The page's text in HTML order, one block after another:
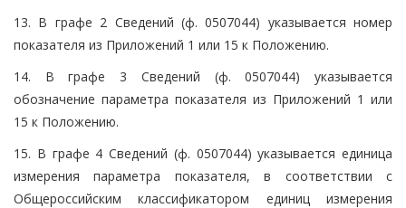
13. В графе 2 Сведений (ф. 0507044) указывается номер
показателя из Приложений 1 или 15 к Положению.
14. В графе 3 Сведений (ф. 0507044) указывается
обозначение параметра показателя из Приложений 1 или
15 к Положению.
15. В графе 4 Сведений (ф. 0507044) указывается единица
измерения параметра показателя, в соответствии с
Общероссийским классификатором единиц измерения